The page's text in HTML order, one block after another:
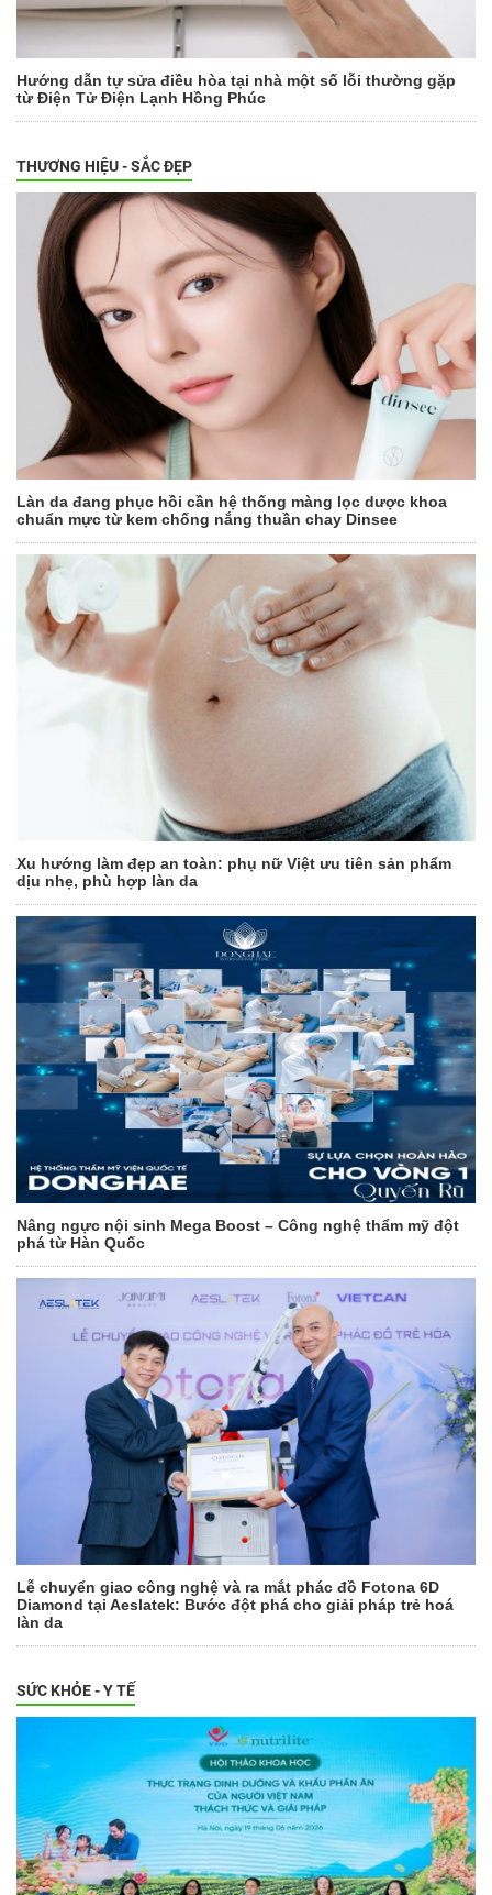
Hướng dẫn tự sửa điều hòa tại nhà một số lỗi thường gặp
từ Điện Tử Điện Lạnh Hồng Phúc
THƯƠNG HIỆU - SẮC ĐẸP
Làn da đang phục hồi cần hệ thống màng lọc dược khoa
chuẩn mực từ kem chống nắng thuần chay Dinsee
Xu hướng làm đẹp an toàn: phụ nữ Việt ưu tiên sản phẩm
dịu nhẹ, phù hợp làn da
Nâng ngực nội sinh Mega Boost – Công nghệ thẩm mỹ đột
phá từ Hàn Quốc
Lễ chuyển giao công nghệ và ra mắt phác đồ Fotona 6D
Diamond tại Aeslatek: Bước đột phá cho giải pháp trẻ hoá
làn da
SỨC KHỎE - Y TẾ